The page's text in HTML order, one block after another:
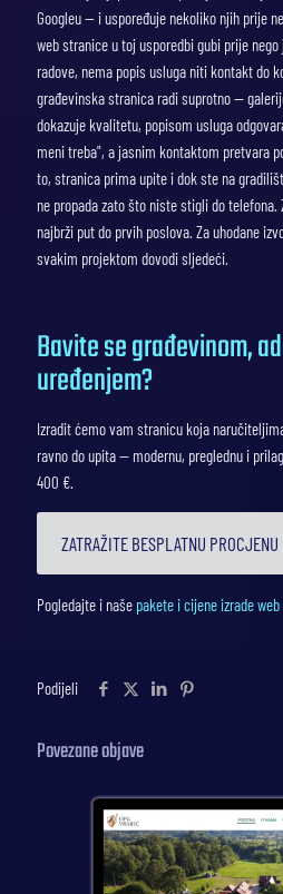
Googleu — i uspoređuje nekoliko njih prije
web stranice u toj usporedbi gubi prije
radove, nema popis usluga niti kontakt do
građevinska stranica radi suprotno —
dokazuje kvalitetu, popisom usluga
meni treba", a jasnim kontaktom pretvara
to, stranica prima upite i dok ste na
ne propada zato što niste stigli do
najbrži put do prvih poslova. Za uhodane
svakim projektom dovodi sljedeći.
Bavite se građevinom,
uređenjem?
Izradit ćemo vam stranicu koja
ravno do upita — modernu, preglednu i
400 €.
ZATRAŽITE BESPLATNU PROCJENU
Pogledajte i naše pakete i cijene izrade
Podijeli
Povezane objave